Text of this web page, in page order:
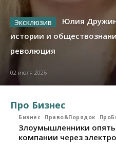
Юлия
истории и
революция
02 июля 2026
Про Бизнес
Бизнес Право&Порядок
Злоумышленники
компании через